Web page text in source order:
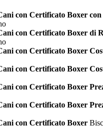
con Certificato Boxer con
con Certificato Boxer di
con Certificato Boxer
con Certificato Boxer
con Certificato Boxer
con Certificato Boxer
con Certificato Boxer